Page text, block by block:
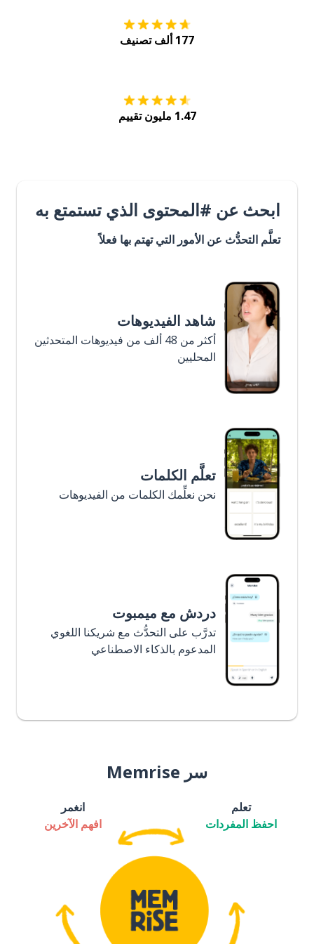
177 ألف تصنيف
1.47 مليون تقييم
ابحث عن #المحتوى الذي تستمتع به
تعلَّم التحدُّث عن الأمور التي تهتم بها فعلاً
شاهد الفيديوهات
أكثر من 48 ألف من فيديوهات المتحدثين
المحليين
تعلَّم الكلمات
نحن نعلِّمك الكلمات من الفيديوهات
دردش مع ميمبوت
تدرَّب على التحدُّث مع شريكنا اللغوي
المدعوم بالذكاء الاصطناعي
سر Memrise
تعلم
احفظ المفردات
انغمر
افهم الآخرين